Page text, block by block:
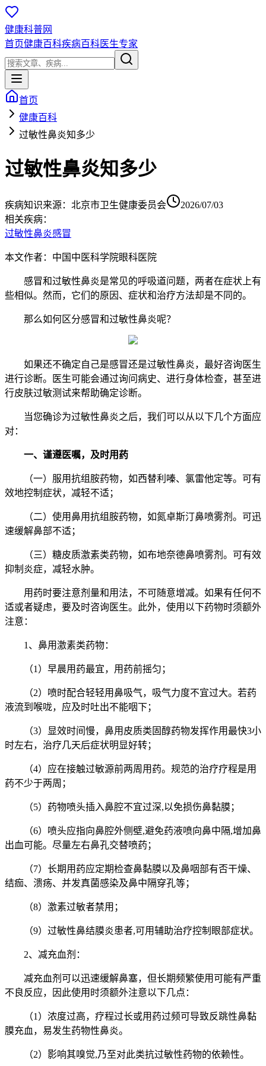
健康科普网
首页健康百科疾病百科医生专家
首页
健康百科
过敏性鼻炎知多少
过敏性鼻炎知多少
疾病知识来源： 北京市卫生健康委员会
2026/07/03
相关疾病：
过敏性鼻炎感冒
本文作者：中国中医科学院眼科医院
感冒和过敏性鼻炎是常见的呼吸道问题，两者在症状上有
些相似。然而，它们的原因、症状和治疗方法却是不同的。
那么如何区分感冒和过敏性鼻炎呢？
如果还不确定自己是感冒还是过敏性鼻炎，最好咨询医生
进行诊断。医生可能会通过询问病史、进行身体检查，甚至进
行皮肤过敏测试来帮助确定诊断。
当您确诊为过敏性鼻炎之后，我们可以从以下几个方面应
对：
一、谨遵医嘱，及时用药
（一）服用抗组胺药物，如西替利嗪、氯雷他定等。可有
效地控制症状，减轻不适；
（二）使用鼻用抗组胺药物，如氮卓斯汀鼻喷雾剂。可迅
速缓解鼻部不适；
（三）糖皮质激素类药物，如布地奈德鼻喷雾剂。可有效
抑制炎症，减轻水肿。
用药时要注意剂量和用法，不可随意增减。如果有任何不
适或者疑虑，要及时咨询医生。此外，使用以下药物时须额外
注意：
1、鼻用激素类药物：
（1）早晨用药最宜，用药前摇匀；
（2）喷时配合轻轻用鼻吸气，吸气力度不宜过大。若药
液流到喉咙，应及时吐出不能咽下；
（3）显效时间慢，鼻用皮质类固醇药物发挥作用最快3小
时左右，治疗几天后症状明显好转；
（4）应在接触过敏源前两周用药。规范的治疗疗程是用
药不少于两周；
（5）药物喷头插入鼻腔不宜过深,以免损伤鼻黏膜；
（6）喷头应指向鼻腔外侧壁,避免药液喷向鼻中隔,增加鼻
出血可能。尽量左右鼻孔交替喷药；
（7）长期用药应定期检查鼻黏膜以及鼻咽部有否干燥、
结痂、溃疡、并发真菌感染及鼻中隔穿孔等；
（8）激素过敏者禁用；
（9）过敏性鼻结膜炎患者,可用辅助治疗控制眼部症状。
2、减充血剂：
减充血剂可以迅速缓解鼻塞，但长期频繁使用可能有严重
不良反应，因此使用时须额外注意以下几点：
（1）浓度过高，疗程过长或用药过频可导致反跳性鼻黏
膜充血，易发生药物性鼻炎。
（2）影响其嗅觉,乃至对此类抗过敏性药物的依赖性。